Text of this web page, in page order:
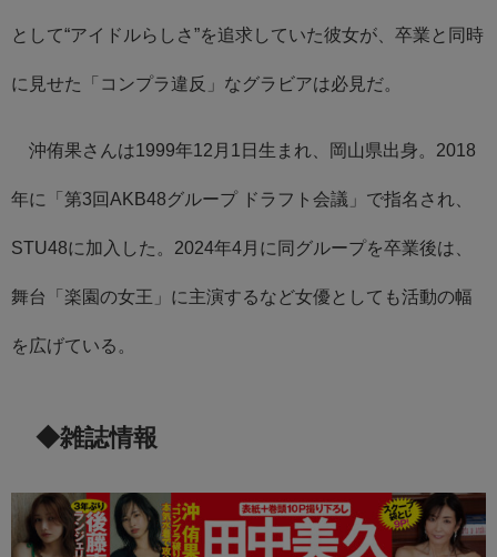
として“アイドルらしさ”を追求していた彼女が、卒業と同時
に見せた「コンプラ違反」なグラビアは必見だ。
沖侑果さんは1999年12月1日生まれ、岡山県出身。2018
年に「第3回AKB48グループ ドラフト会議」で指名され、
STU48に加入した。2024年4月に同グループを卒業後は、
舞台「楽園の女王」に主演するなど女優としても活動の幅
を広げている。
◆雑誌情報